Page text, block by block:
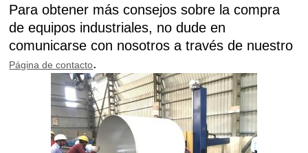
Para obtener más consejos sobre la compra
de equipos industriales, no dude en
comunicarse con nosotros a través de nuestro
Página de contacto.